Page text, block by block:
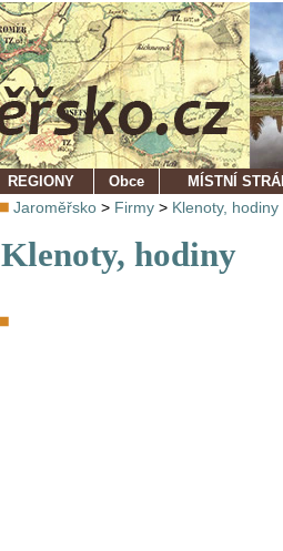
REGIONY Obce MÍSTNÍ
Jaroměřsko > Firmy > Klenoty, hodiny
Klenoty, hodiny